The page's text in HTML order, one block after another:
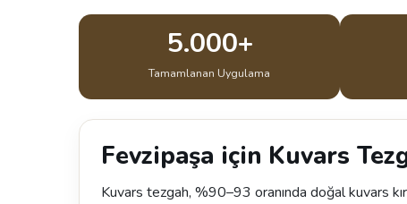
5.000+
Tamamlanan Uygulama
Fevzipaşa için Kuvars
Kuvars tezgah, %90–93 oranında doğal kuvars